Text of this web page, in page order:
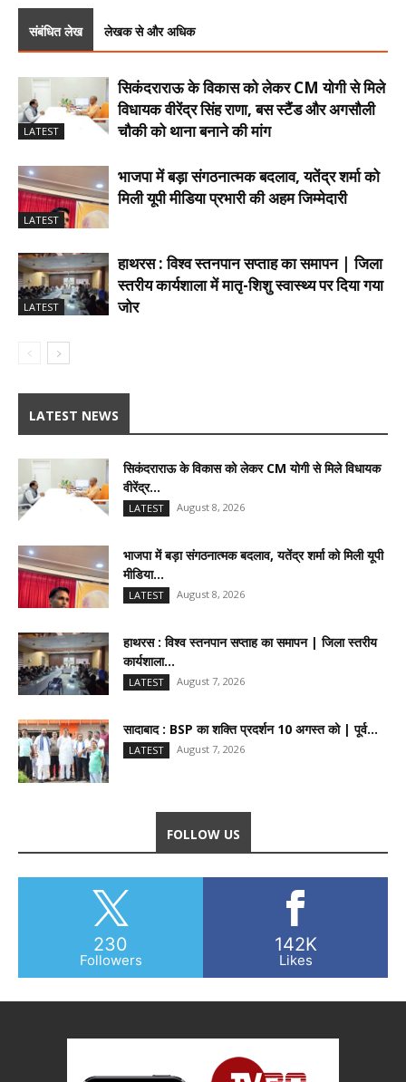
संबंधित लेख लेखक से और अधिक
LATEST
सिकंदराराऊ के विकास को लेकर CM योगी से मिले
विधायक वीरेंद्र सिंह राणा, बस स्टैंड और अगसौली
चौकी को थाना बनाने की मांग
LATEST
भाजपा में बड़ा संगठनात्मक बदलाव, यतेंद्र शर्मा को
मिली यूपी मीडिया प्रभारी की अहम जिम्मेदारी
LATEST
हाथरस : विश्व स्तनपान सप्ताह का समापन | जिला
स्तरीय कार्यशाला में मातृ-शिशु स्वास्थ्य पर दिया गया
जोर
LATEST NEWS
सिकंदराराऊ के विकास को लेकर CM योगी से मिले विधायक
वीरेंद्र...
LATEST August 8, 2026
भाजपा में बड़ा संगठनात्मक बदलाव, यतेंद्र शर्मा को मिली यूपी
मीडिया...
LATEST August 8, 2026
हाथरस : विश्व स्तनपान सप्ताह का समापन | जिला स्तरीय
कार्यशाला...
LATEST August 7, 2026
सादाबाद : BSP का शक्ति प्रदर्शन 10 अगस्त को | पूर्व...
LATEST August 7, 2026
FOLLOW US
230
Followers
142K
Likes